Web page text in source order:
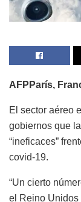
AFP París,
El sector aéreo
gobiernos que
“ineficaces”
covid-19.
“Un cierto
el Reino Unidos